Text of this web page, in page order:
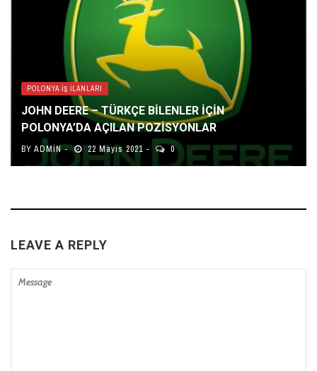
POLONYA İŞ İLANLARI
JOHN DEERE – TÜRKÇE BİLENLER İÇİN
POLONYA’DA AÇILAN POZİSYONLAR
BY ADMIN 22 Mayıs 2021 0
LEAVE A REPLY